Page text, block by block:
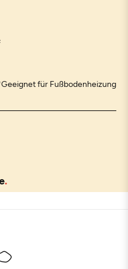
für Fußbodenheizung